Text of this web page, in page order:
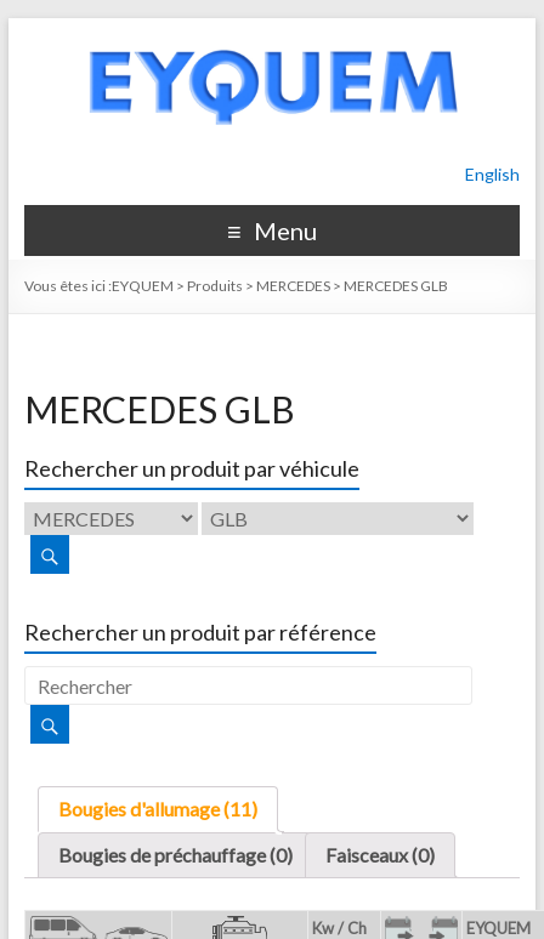
English
Menu
Vous êtes ici :EYQUEM > Produits > MERCEDES> MERCEDES GLB
MERCEDES GLB
Rechercher un produit par véhicule
Rechercher un produit par référence
Bougies d'allumage (11)
Bougies de préchauffage (0)
Faisceaux (0)
Kw / Ch EYQUEM